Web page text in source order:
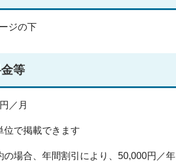
ジの下
等
／月
で掲載できます
場合、年間割引により、50,000円／年